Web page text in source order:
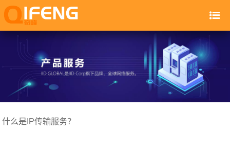
什么是IP传输服务？